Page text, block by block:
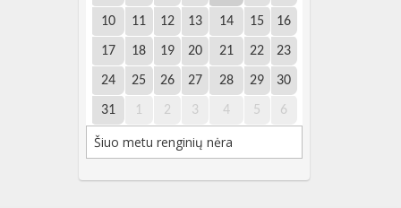
10 11 12 13 14 15 16
17 18 19 20 21 22 23
24 25 26 27 28 29 30
31 1 2 3 4 5 6
Šiuo metu renginių nėra